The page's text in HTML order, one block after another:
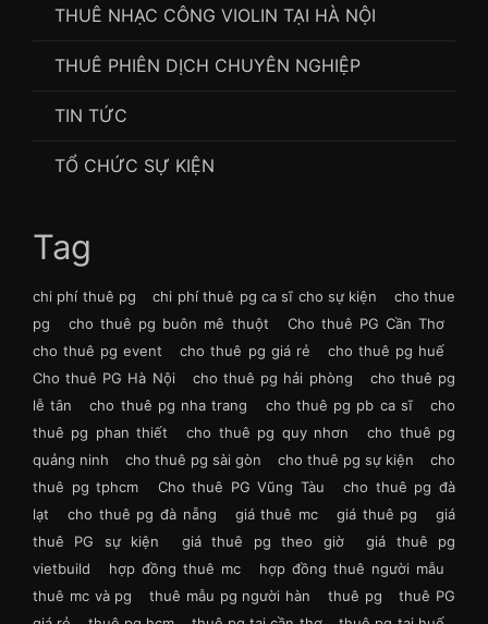
THUÊ NHẠC CÔNG VIOLIN TẠI HÀ NỘI
THUÊ PHIÊN DỊCH CHUYÊN NGHIỆP
TIN TỨC
TỔ CHỨC SỰ KIỆN
Tag
chi phí thuê pg chi phí thuê pg ca sĩ cho sự kiện
cho thue
pg
cho thuê pg buôn mê thuột
Cho thuê PG Cần Thơ
cho thuê pg event
cho thuê pg giá rẻ
cho thuê pg huế
Cho thuê PG Hà Nội
cho thuê pg hải phòng
cho thuê pg
lễ tân
cho thuê pg nha trang cho thuê pg pb ca sĩ
cho
thuê pg phan thiết
cho thuê pg quy nhơn
cho thuê pg
quảng ninh
cho thuê pg sài gòn cho thuê pg sự kiện
cho
thuê pg tphcm
Cho thuê PG Vũng Tàu
cho thuê pg đà
lạt
cho thuê pg đà nẵng giá thuê mc giá thuê pg
giá
thuê PG sự kiện
giá thuê pg theo giờ
giá thuê pg
vietbuild
hợp đồng thuê mc
hợp đồng thuê người mẫu
thuê mc và pg
thuê mẫu pg người hàn thuê pg
thuê PG